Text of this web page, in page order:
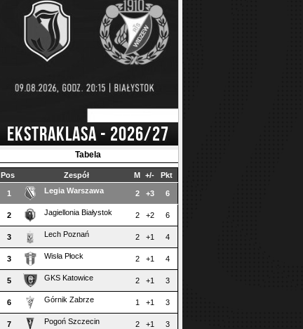
EKSTRAKLASA - 2026/27
Tabela
Pos Zespół M +/- Pkt
1 Legia Warszawa 2 +3 6
2 Jagiellonia Białystok 2 +2 6
3 Lech Poznań 2 +1 4
3 Wisła Płock 2 +1 4
5 GKS Katowice 2 +1 3
6 Górnik Zabrze 1 +1 3
7 Pogoń Szczecin 2 +1 3